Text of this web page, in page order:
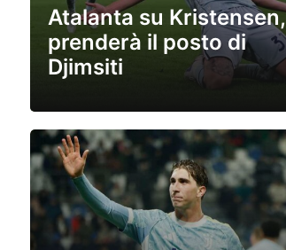
Atalanta su Kristensen,
prenderà il posto di
Djimsiti